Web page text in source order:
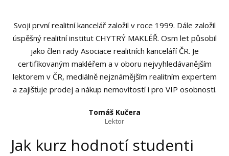
Svoji první realitní kancelář založil v roce 1999. Dále založil
úspěšný realitní institut CHYTRÝ MAKLÉŘ. Osm let působil
jako člen rady Asociace realitních kanceláří ČR. Je
certifikovaným makléřem a v oboru nejvyhledávanějším
lektorem v ČR, mediálně nejznámějším realitním expertem
a zajišťuje prodej a nákup nemovitostí i pro VIP osobnosti.
Tomáš Kučera
Lektor
Jak kurz hodnotí studenti